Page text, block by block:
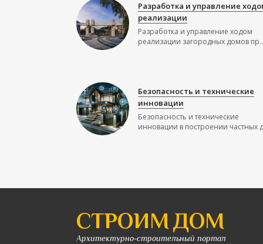
Разработка и управление
реализации
Разработка и управление ходом
реализации загородных домов
Безопасность и технические
инновации
Безопасность и технические
инновации в построении частных
СТРОИМ ДОМ
Архитектурно-строительный портал